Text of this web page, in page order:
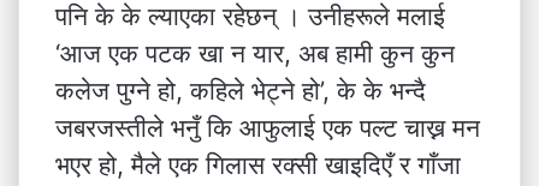
पनि के के ल्याएका रहेछन् । उनीहरूले मलाई
‘आज एक पटक खा न यार, अब हामी कुन कुन
कलेज पुग्ने हो, कहिले भेट्ने हो’, के के भन्दै
जबरजस्तीले भनुँ कि आफुलाई एक पल्ट चाख्न मन
भएर हो, मैले एक गिलास रक्सी खाइदिएँ र गाँजा